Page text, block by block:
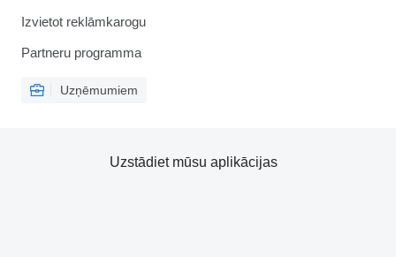
Izvietot reklāmkarogu
Partneru programma
Uzņēmumiem
Uzstādiet mūsu aplikācijas